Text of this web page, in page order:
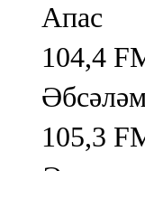
Апас
104,4
105,3
Әлмәт